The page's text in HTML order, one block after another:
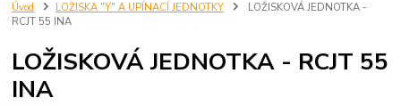
Úvod LOŽISKA "Y" A UPÍNACÍ JEDNOTKY
LOŽISKOVÁ JEDNOTKA -
RCJT 55 INA
LOŽISKOVÁ JEDNOTKA - RCJT 55
INA